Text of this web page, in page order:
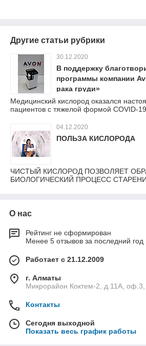
Другие статьи рубрики
30.12.2020
В поддержку
программы компании
рака груди»
Медицинский кислород оказался
пациентов с тяжелой формой COVID-19.
04.12.2020
ПОЛЬЗА КИСЛОРОДА
ЧИСТЫЙ КИСЛОРОД ПОЗВОЛЯЕТ
БИОЛОГИЧЕСКИЙ ПРОЦЕСС
О нас
Рейтинг не сформирован
Менее 5 отзывов за последний год
Работает с 21.12.2009
г. Алматы
Микрорайон Коктем-2, д.11А, оф.3,
Контакты
Сегодня выходной
Показать весь график работы